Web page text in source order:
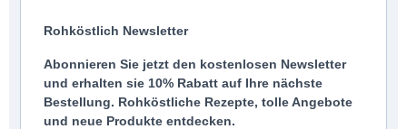
Rohköstlich Newsletter
Abonnieren Sie jetzt den kostenlosen Newsletter
und erhalten sie 10% Rabatt auf Ihre nächste
Bestellung. Rohköstliche Rezepte, tolle Angebote
und neue Produkte entdecken.